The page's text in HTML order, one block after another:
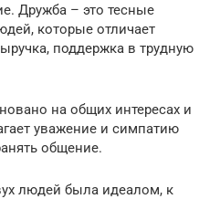
Дружба – это тесные
которые отличает
поддержка в трудную
на общих интересах и
уважение и симпатию
общение.
людей была идеалом, к